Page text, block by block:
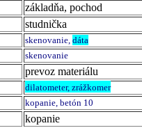
základňa, pochod
studnička
skenovanie, dáta
skenovanie
prevoz materiálu
dilatometer, zrážkomer
kopanie, betón 10
kopanie